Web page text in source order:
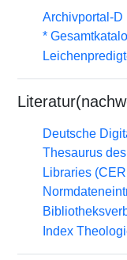
Archivportal-D
*
Deutsche
Thesaurus
Libraries
Index